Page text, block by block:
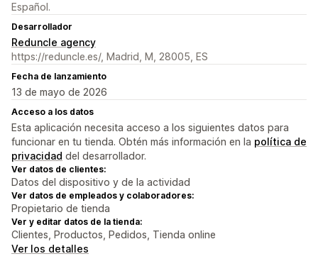
Español.
Desarrollador
Reduncle agency
https://reduncle.es/, Madrid, M, 28005, ES
Fecha de lanzamiento
13 de mayo de 2026
Acceso a los datos
Esta aplicación necesita acceso a los siguientes datos para
funcionar en tu tienda. Obtén más información en la política de
privacidad del desarrollador.
Ver datos de clientes:
Datos del dispositivo y de la actividad
Ver datos de empleados y colaboradores:
Propietario de tienda
Ver y editar datos de la tienda:
Clientes, Productos, Pedidos, Tienda online
Ver los detalles